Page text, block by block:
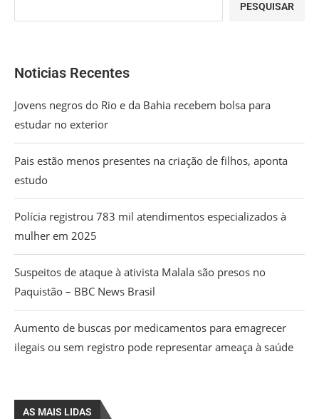
PESQUISAR
Noticias Recentes
Jovens negros do Rio e da Bahia recebem bolsa para
estudar no exterior
Pais estão menos presentes na criação de filhos, aponta
estudo
Polícia registrou 783 mil atendimentos especializados à
mulher em 2025
Suspeitos de ataque à ativista Malala são presos no
Paquistão – BBC News Brasil
Aumento de buscas por medicamentos para emagrecer
ilegais ou sem registro pode representar ameaça à saúde
AS MAIS LIDAS